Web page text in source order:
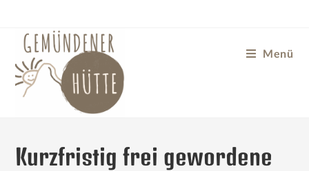
Menü
Kurzfristig frei gewordene